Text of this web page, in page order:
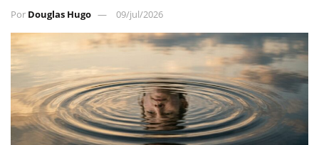
Por Douglas Hugo 09/jul/2026